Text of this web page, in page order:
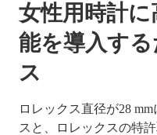
女性用時計
能を導入す
ス
ロレックス直径が28
スと、ロレックスの特